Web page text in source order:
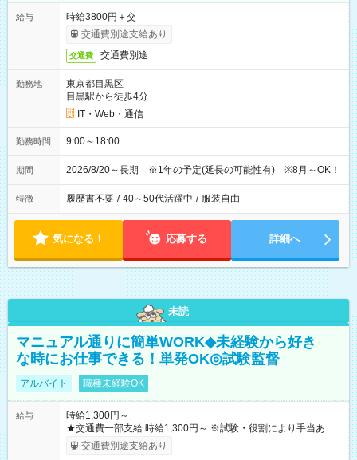
給与
時給3800円＋交
交通費別途支給あり
交通費 交通費別途
勤務地
東京都目黒区
目黒駅から徒歩4分
IT・Web・通信
勤務時間 9:00～18:00
期間 2026/8/20～長期 ※1年の予定(延長の可能性有) ※8月～OK！
特徴 履歴書不要 / 40～50代活躍中 / 服装自由
気になる！ 応募する 詳細へ
未読
マニュアル通りに簡単WORK◆未経験から好き
な時にお仕事できる！単発OK◎試験監督
アルバイト 職種未経験OK
給与
時給1,300円～
★交通費一部支給 時給1,300円～ ※試験・役割により手当あり
※勤務回数により昇給あり 【即給（前払い）オプションあ
り！】 希望される場合、勤務から1週間ほどで給与の一部を受け
交通費別途支給あり